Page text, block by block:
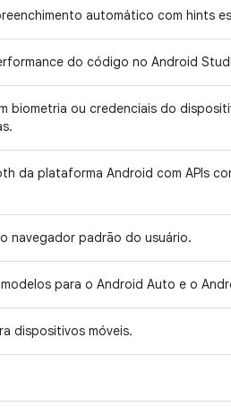
automático com hints
do código no Android
biometria ou credenciais do
da plataforma Android com APIs
navegador padrão do usuário.
para o Android Auto e o
dispositivos móveis.